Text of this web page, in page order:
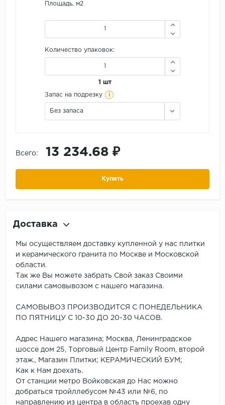
Площадь, м2
Количество упаковок:
1 шт
Запас на подрезку i
Без запаса
Всего: 13 234.68 ₽
Купить
Доставка
Мы осуществляем доставку купленной у нас плитки
и керамического гранита по Москве и Московской
области.
Так же Вы можете забрать Свой заказ Своими
силами самовывозом с нашего магазина.
САМОВЫВОЗ ПРОИЗВОДИТСЯ С ПОНЕДЕЛЬНИКА
ПО ПЯТНИЦУ С 10-30 ДО 20-30 ЧАСОВ.
Адрес Нашего магазина; Москва, Ленинградское
шоссе дом 25, Торговый Центр Family Room, второй
этаж., Магазин Плитки; КЕРАМИЧЕСКИЙ БУМ;
Как к Нам доехать.
От станции метро Войковская до Нас можно
добраться тройллебусом №43 или №6, по
направлению из центра в область проехав одну